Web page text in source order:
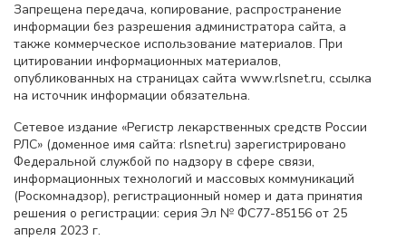
Запрещена передача, копирование, распространение
информации без разрешения администратора сайта, а
также коммерческое использование материалов. При
цитировании информационных материалов,
опубликованных на страницах сайта www.rlsnet.ru, ссылка
на источник информации обязательна.
Сетевое издание «Регистр лекарственных средств России
РЛС» (доменное имя сайта: rlsnet.ru) зарегистрировано
Федеральной службой по надзору в сфере связи,
информационных технологий и массовых коммуникаций
(Роскомнадзор), регистрационный номер и дата принятия
решения о регистрации: серия Эл № ФС77-85156 от 25
апреля 2023 г.